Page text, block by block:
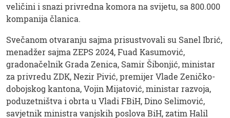
veličini i snazi privredna komora na svijetu, sa 800.000
kompanija članica.
Svečanom otvaranju sajma prisustvovali su Sanel Ibrić,
menadžer sajma ZEPS 2024, Fuad Kasumović,
gradonačelnik Grada Zenica, Samir Šibonjić, ministar
za privredu ZDK, Nezir Pivić, premijer Vlade Zeničko-
dobojskog kantona, Vojin Mijatović, ministar razvoja,
poduzetništva i obrta u Vladi FBiH, Dino Selimović,
savjetnik ministra vanjskih poslova BiH, zatim Halil